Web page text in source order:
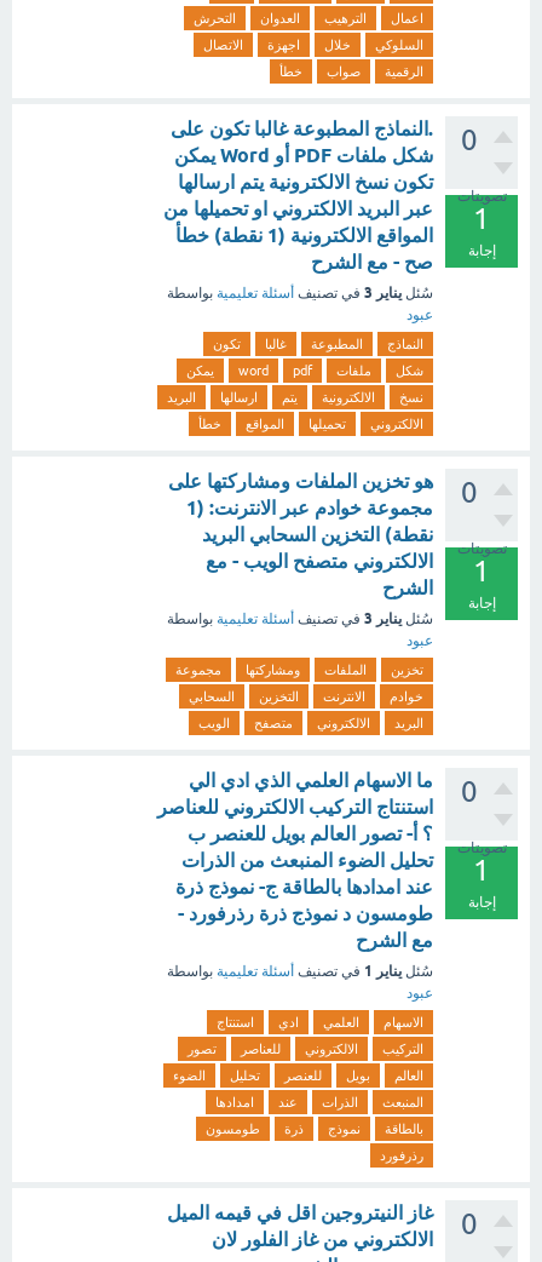
اعمال
الترهيب العدوان
التحرش
السلوكي
خلال اجهزة
الاتصال
الرقمية
صواب خطأ
0
تصويتات
1
إجابة
.النماذج المطبوعة غالبا تكون على
شكل ملفات PDF أو Word يمكن
تكون نسخ الالكترونية يتم ارسالها
عبر البريد الالكتروني او تحميلها من
المواقع الالكترونية (1 نقطة) خطأ
صح - مع الشرح
سُئل يناير 3 في تصنيف أسئلة تعليمية بواسطة
عبود
النماذج المطبوعة غالبا
تكون
شكل
ملفات pdf
word
يمكن
نسخ
الالكترونية يتم ارسالها
البريد
الالكتروني
تحميلها المواقع خطأ
0
تصويتات
1
إجابة
هو تخزين الملفات ومشاركتها على
مجموعة خوادم عبر الانترنت: (1
نقطة) التخزين السحابي البريد
الالكتروني متصفح الويب - مع
الشرح
سُئل يناير 3 في تصنيف أسئلة تعليمية بواسطة
عبود
تخزين الملفات ومشاركتها
مجموعة
خوادم
الانترنت التخزين
السحابي
البريد
الالكتروني متصفح الويب
0
تصويتات
1
إجابة
ما الاسهام العلمي الذي ادي الي
استنتاج التركيب الالكتروني للعناصر
؟ أ- تصور العالم بويل للعنصر ب
تحليل الضوء المنبعث من الذرات
عند امدادها بالطاقة ج- نموذج ذرة
طومسون د نموذج ذرة رذرفورد -
مع الشرح
سُئل يناير 1 في تصنيف أسئلة تعليمية بواسطة
عبود
الاسهام العلمي ادي
استنتاج
التركيب
الالكتروني للعناصر
تصور
العالم
بويل للعنصر تحليل
الضوء
المنبعث
الذرات عند
امدادها
بالطاقة
نموذج ذرة
طومسون
رذرفورد
0
غاز النيتروجين اقل في قيمه الميل
الالكتروني من غاز الفلور لان